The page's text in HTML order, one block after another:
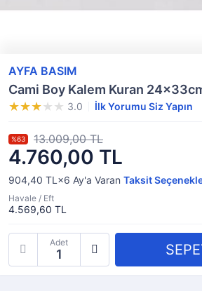
AYFA BASIM
Cami Boy Kalem Kuran
3.0 İlk Yorumu Siz Yapın
4.760,00 TL
%63 13.009,00 TL
904,40 TL×6 Ay'a Varan Taksit
Havale / Eft
4.569,60 TL
Adet